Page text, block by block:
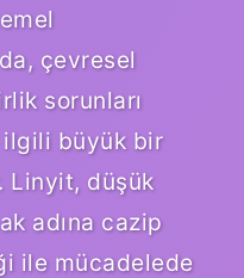
çevresel
sorunları
büyük bir
Linyit, düşük
adına cazip
ile mücadelede